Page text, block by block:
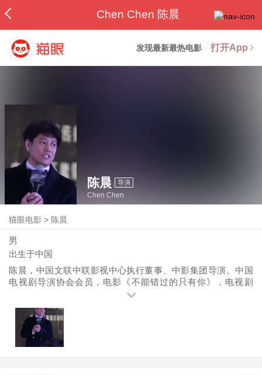
Chen Chen 陈晨
发现最新最热电影 打开App
陈晨 导演
Chen Chen
猫眼电影 >陈晨
男
出生于中国
陈晨，中国文联中联影视中心执行董事、中影集团导演。中国
电视剧导演协会会员，电影《不能错过的只有你》，电视剧
《金沙》《剧组的故事》《尖叫直播》总导演。